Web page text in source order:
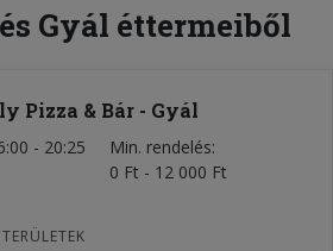
Gyál éttermeiből
Pizza & Bár - Gyál
- 20:25
Min. rendelés
0 Ft - 12 000 Ft